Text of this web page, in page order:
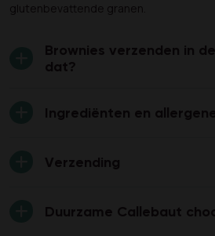
glutenbevattende granen.
Brownies verzenden in
dat?
Ingrediënten en
Verzending
Duurzame Callebaut